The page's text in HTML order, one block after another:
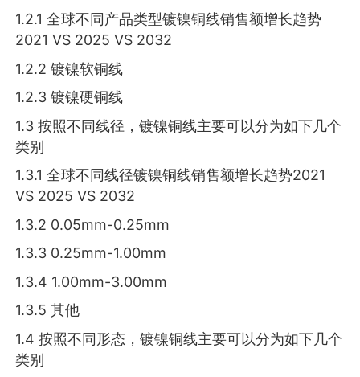
1.2.1 全球不同产品类型镀镍铜线销售额增长趋势
2021 VS 2025 VS 2032
1.2.2 镀镍软铜线
1.2.3 镀镍硬铜线
1.3 按照不同线径，镀镍铜线主要可以分为如下几个
类别
1.3.1 全球不同线径镀镍铜线销售额增长趋势2021
VS 2025 VS 2032
1.3.2 0.05mm-0.25mm
1.3.3 0.25mm-1.00mm
1.3.4 1.00mm-3.00mm
1.3.5 其他
1.4 按照不同形态，镀镍铜线主要可以分为如下几个
类别